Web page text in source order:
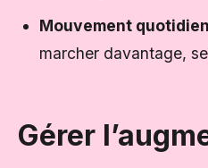
Mouvement quotidien
marcher davantage,
Gérer